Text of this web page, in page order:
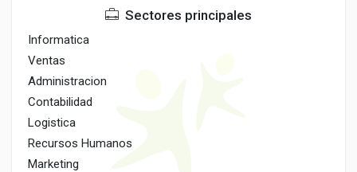
Sectores principales
Informatica
Ventas
Administracion
Contabilidad
Logistica
Recursos Humanos
Marketing